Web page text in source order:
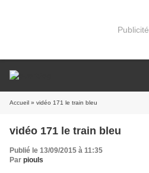
Publicité
Accueil » vidéo 171 le train bleu
vidéo 171 le train bleu
Publié le 13/09/2015 à 11:35
Par piouls